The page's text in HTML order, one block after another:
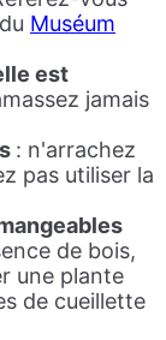
Muséum
est
jamais
: n'arrachez
pas utiliser la
de bois,
une plante
de cueillette